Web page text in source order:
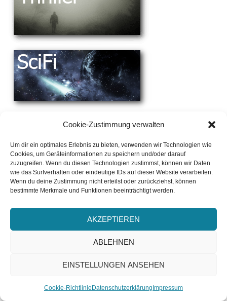
Cookie-Zustimmung verwalten
Um dir ein optimales Erlebnis zu bieten, verwenden wir Technologien wie
Cookies, um Geräteinformationen zu speichern und/oder darauf
zuzugreifen. Wenn du diesen Technologien zustimmst, können wir Daten
wie das Surfverhalten oder eindeutige IDs auf dieser Website verarbeiten.
Wenn du deine Zustimmung nicht erteilst oder zurückziehst, können
bestimmte Merkmale und Funktionen beeinträchtigt werden.
AKZEPTIEREN
ABLEHNEN
EINSTELLUNGEN ANSEHEN
Cookie-Richtlinie Datenschutzerklärung Impressum